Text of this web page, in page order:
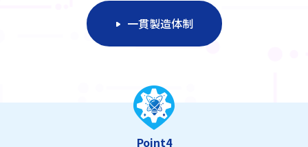
一貫製造体制
Point4